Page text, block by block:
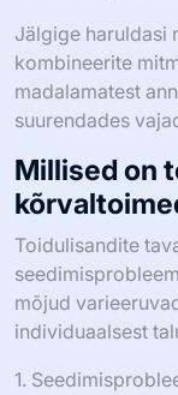
Jälgige haruldasi
kombineerite
madalamatest
suurendades
Millised on
Toidulisandite
mõjud
individuaalsest
1.